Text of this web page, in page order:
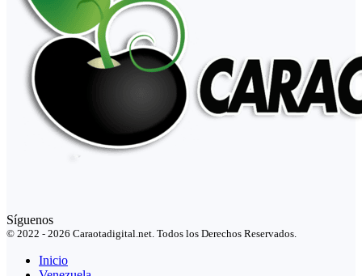
Síguenos
© 2022 - 2026 Caraotadigital.net. Todos los Derechos Reservados.
Inicio